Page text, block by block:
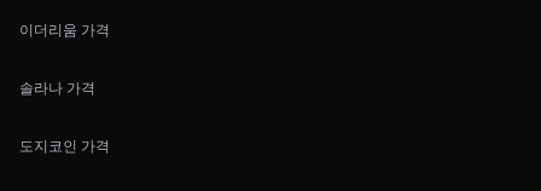
이더리움 가격
솔라나 가격
도지코인 가격